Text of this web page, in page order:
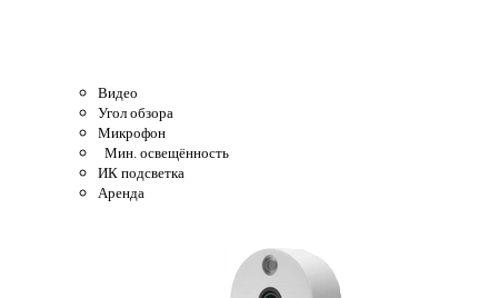
Видео
Угол обзора
Микрофон
Мин. освещённость
ИК подсветка
Аренда